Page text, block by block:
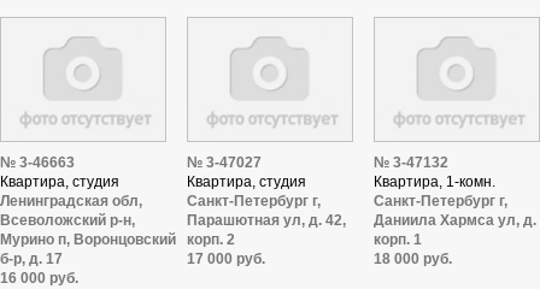
№ 3-46663
Квартира, студия
Ленинградская обл,
Всеволожский р-н,
Мурино п, Воронцовский
б-р, д. 17
16 000 руб.
№ 3-47027
Квартира, студия
Санкт-Петербург г,
Парашютная ул, д. 42,
корп. 2
17 000 руб.
№ 3-47132
Квартира, 1-комн.
Санкт-Петербург г,
Даниила Хармса ул, д.
корп. 1
18 000 руб.